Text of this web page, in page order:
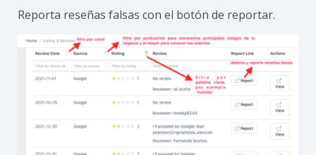
Reporta reseñas falsas con el botón de reportar.